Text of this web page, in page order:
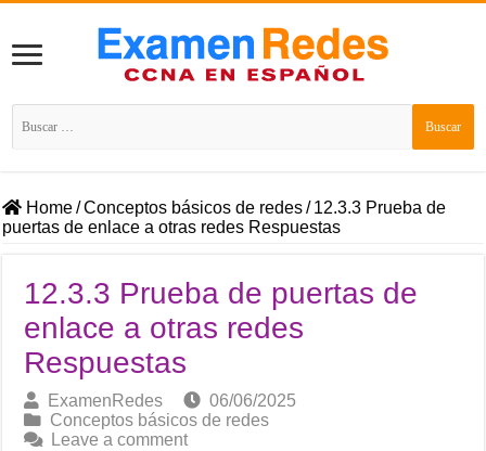
Buscar:
Home/Conceptos básicos de redes/ 12.3.3 Prueba de
puertas de enlace a otras redes Respuestas
12.3.3 Prueba de puertas de
enlace a otras redes
Respuestas
ExamenRedes
06/06/2025
Conceptos básicos de redes
Leave a comment